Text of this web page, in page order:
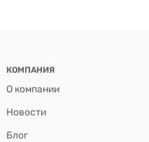
КОМПАНИЯ
О компании
Новости
Блог